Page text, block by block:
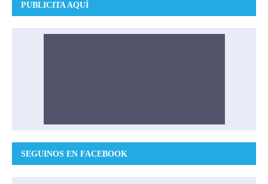
PUBLICITA AQUÍ
SEGUINOS EN FACEBOOK